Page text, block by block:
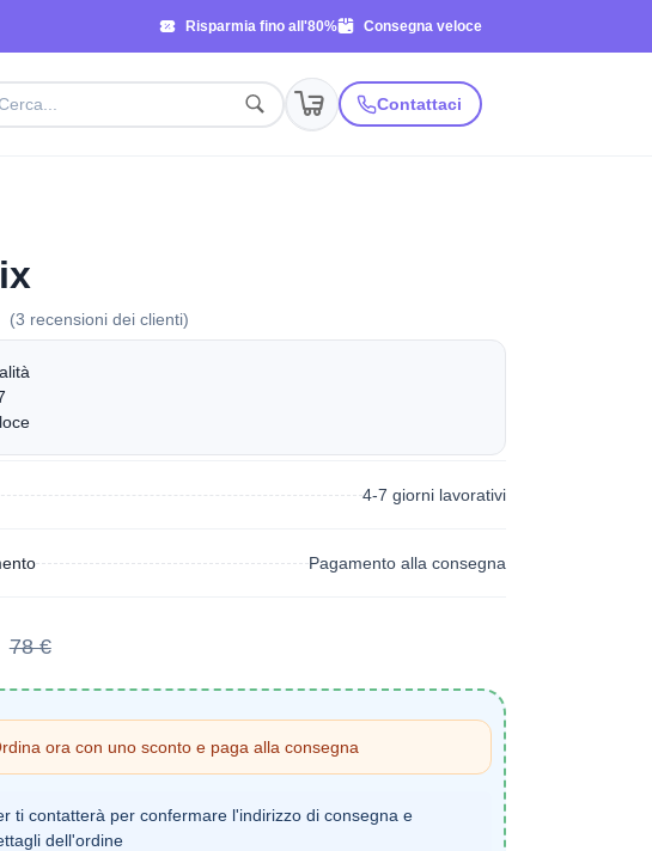
Risparmia fino all'80% Consegna veloce
Contattaci
(3 recensioni dei clienti)
4-7 giorni lavorativi
Pagamento alla consegna
78 €
ora con uno sconto e paga alla consegna
ti contatterà per confermare l'indirizzo di consegna e
dell'ordine